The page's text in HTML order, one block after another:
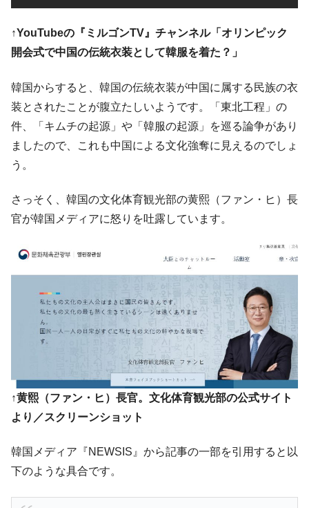
『Money1』
在韓米国大使スティールが着韓！⇒ さっそ
く空港に詰めかけ「出て行け！」「極右勢力」のプラカー
ドを掲げる「在韓反米勢力」
ータセンター整備」⇒ だから無理だってば。
『Money1』
JPモルガン「韓国レバレッジETFの清算は
『Money1』
韓国『国民年金公団』株価暴落で200兆蒸
発。
ャンペーン」⇒ あの名物教授も登場！
『Money1』
韓国「橋が落ちました」⇒ 耐久性「なさす
『Money1』
韓国鉄鋼最大手『POSCO』ズブズブ沈む。
『Money1』
米国下院「韓国の公務員個人をターゲット
にぶん殴る法案」提出！⇒ クーパン問題は合衆国企業に対
する差別。許してはおかぬ
『Money1』
韓国ボンクラ政策室長･金容範、株価暴落に
他人事のような発言。
韓国半導体『SKハイニックス』2026年2Qの
業績「史上最高益」当期純利益は前年同期比13.4倍に。
『Money1』
韓国･加徳島新国際空港「またも暗礁」の危
【速報】韓国株式市場の暴落・本日07月29
日(水)もサイドカー・サーキットブレイカーの二段コンボ
↑YouTubeの『ミルゴンTV』チャンネル「オリンピック
開会式で中国の伝統衣装として韓服を着た？」
韓国からすると、韓国の伝統衣装が中国に属する民族の衣
装とされたことが腹立たしいようです。「東北工程」の
件、「キムチの起源」や「韓服の起源」を巡る論争があり
ましたので、これも中国による文化強奪に見えるのでしょ
う。
さっそく、韓国の文化体育観光部の黄熙（ファン・ヒ）長
官が韓国メディアに怒りを吐露しています。
↑黄熙（ファン・ヒ）長官。文化体育観光部の公式サイト
より／スクリーンショット
韓国メディア『NEWSIS』から記事の一部を引用すると以
下のような具合です。